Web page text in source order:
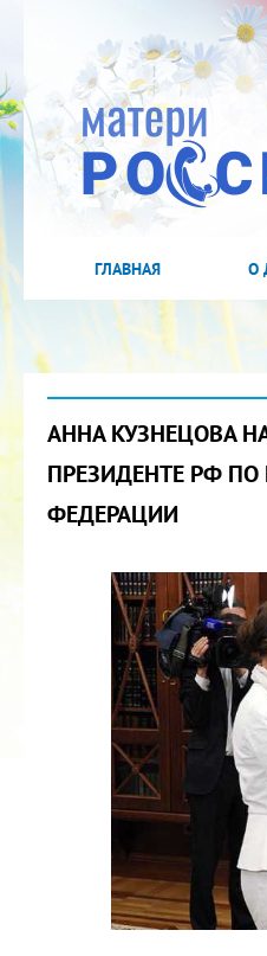
ГЛАВНАЯ О
АННА КУЗНЕЦОВА
ПРЕЗИДЕНТЕ РФ ПО
ФЕДЕРАЦИИ
2022 ГОД
МАТЕРИ
19.12.2021